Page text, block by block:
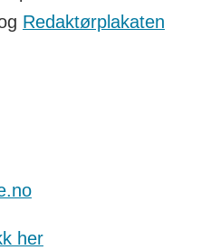
Redaktørplakaten
her